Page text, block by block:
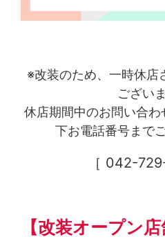
※改装のため、一時休店
ござい
休店期間中のお問い合
下お電話番号まで
［ 042-
【改装オープン店